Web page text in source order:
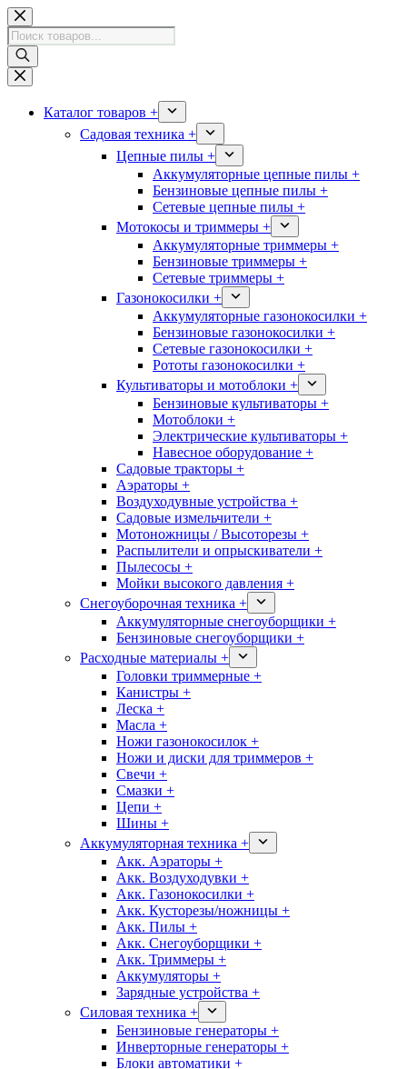
Перейти
к
сути
Поиск
товаров
Каталог товаров +
Садовая техника +
Цепные пилы +
Аккумуляторные цепные пилы +
Бензиновые цепные пилы +
Сетевые цепные пилы +
Мотокосы и триммеры +
Аккумуляторные триммеры +
Бензиновые триммеры +
Сетевые триммеры +
Газонокосилки +
Аккумуляторные газонокосилки +
Бензиновые газонокосилки +
Сетевые газонокосилки +
Рототы газонокосилки +
Культиваторы и мотоблоки +
Бензиновые культиваторы +
Мотоблоки +
Электрические культиваторы +
Навесное оборудование +
Садовые тракторы +
Аэраторы +
Воздуходувные устройства +
Садовые измельчители +
Мотоножницы / Высоторезы +
Распылители и опрыскиватели +
Пылесосы +
Мойки высокого давления +
Снегоуборочная техника +
Аккумуляторные снегоуборщики +
Бензиновые снегоуборщики +
Расходные материалы +
Головки триммерные +
Канистры +
Леска +
Масла +
Ножи газонокосилок +
Ножи и диски для триммеров +
Свечи +
Смазки +
Цепи +
Шины +
Аккумуляторная техника +
Акк. Аэраторы +
Акк. Воздуходувки +
Акк. Газонокосилки +
Акк. Кусторезы/ножницы +
Акк. Пилы +
Акк. Снегоуборщики +
Акк. Триммеры +
Аккумуляторы +
Зарядные устройства +
Силовая техника +
Бензиновые генераторы +
Инверторные генераторы +
Блоки автоматики +